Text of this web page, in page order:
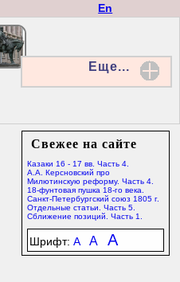
En
Еще...
Свежее на сайте
Казаки 16 - 17 вв. Часть 4.
А.А. Керсновский про
Милютинскую реформу. Часть 4.
18-фунтовая пушка 18-го века.
Санкт-Петербургский союз 1805 г.
Отдельные статьи. Часть 5.
Сближение позиций. Часть 1.
Шрифт: A A A